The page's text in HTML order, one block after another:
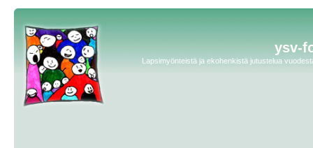
ysv-
Lapsimyönteistä ja ekohenkistä jutustelua